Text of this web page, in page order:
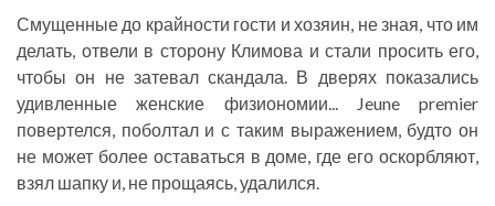
Смущенные до крайности гости и хозяин, не зная, что им
делать, отвели в сторону Климова и стали просить его,
чтобы он не затевал скандала. В дверях показались
удивленные женские физиономии... Jeune premier
повертелся, поболтал и с таким выражением, будто он
не может более оставаться в доме, где его оскорбляют,
взял шапку и, не прощаясь, удалился.